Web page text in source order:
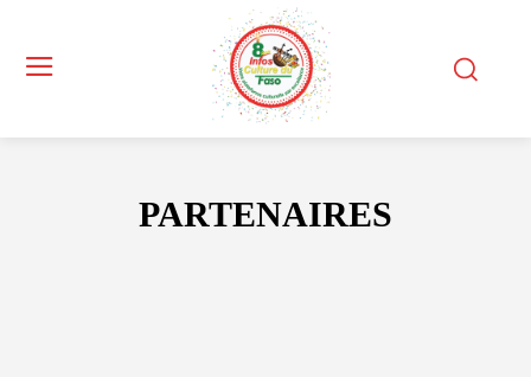
PARTENAIRES